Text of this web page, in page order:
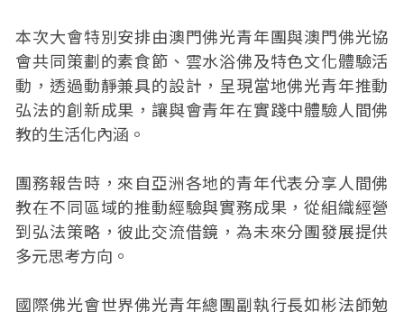
本次大會特別安排由澳門佛光青年團與澳門佛光協
會共同策劃的素食節、雲水浴佛及特色文化體驗活
動，透過動靜兼具的設計，呈現當地佛光青年推動
弘法的創新成果，讓與會青年在實踐中體驗人間佛
教的生活化內涵。
團務報告時，來自亞洲各地的青年代表分享人間佛
教在不同區域的推動經驗與實務成果，從組織經營
到弘法策略，彼此交流借鏡，為未來分團發展提供
多元思考方向。
國際佛光會世界佛光青年總團副執行長如彬法師勉